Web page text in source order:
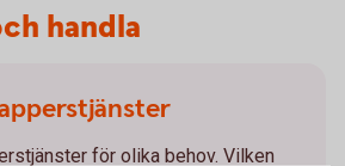
handla
för olika behov. Vilken